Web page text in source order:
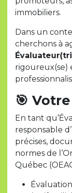
immobiliers.
Dans un
cherchons à
rigoureux(se)
🎯
En tant
responsable
précises,
normes de
Québec